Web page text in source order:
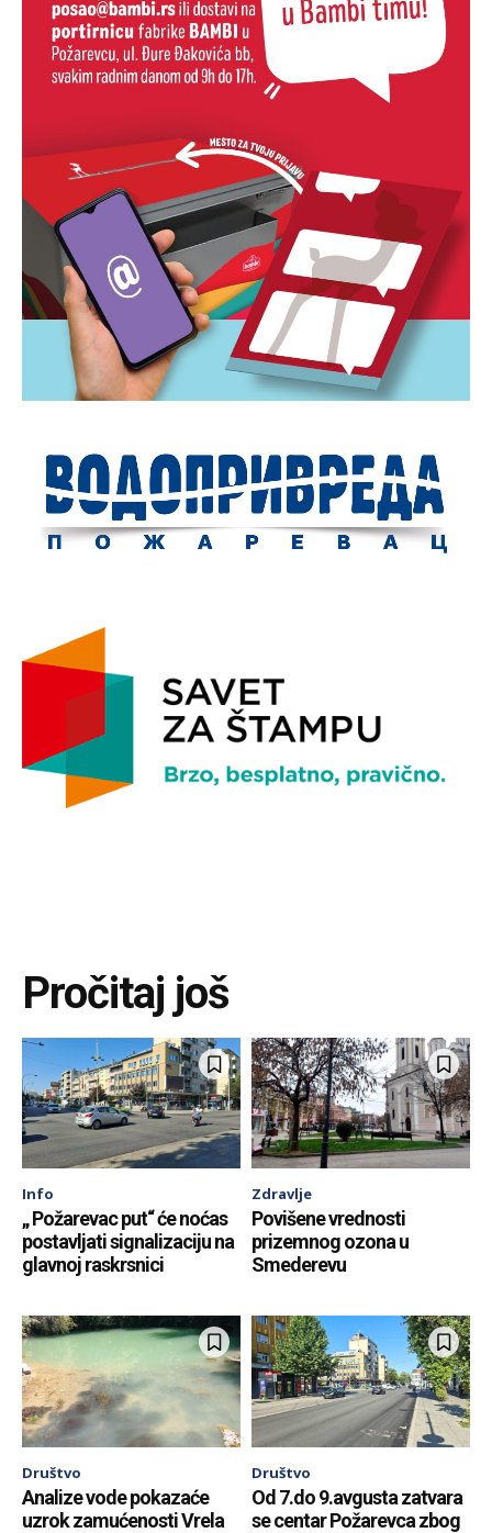
Pročitaj još
Info
„ Požarevac put“ će noćas
postavljati signalizaciju na
glavnoj raskrsnici
Zdravlje
Povišene vrednosti
prizemnog ozona u
Smederevu
Društvo
Analize vode pokazaće
uzrok zamućenosti Vrela
Društvo
Od 7.do 9.avgusta zatvara
se centar Požarevca zbog